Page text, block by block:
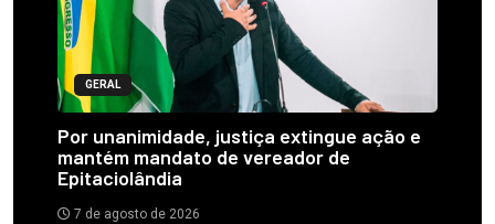
GERAL
Por unanimidade, justiça extingue ação e
mantém mandato de vereador de
Epitaciolândia
7 de agosto de 2026